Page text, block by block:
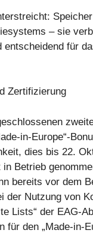
– sie
für
Zertifizierung
in-Europe“-
dies bis 22.
Betrieb
bereits vor dem
der Nutzung von
Lists“ der EAG-
für den „Made-in-